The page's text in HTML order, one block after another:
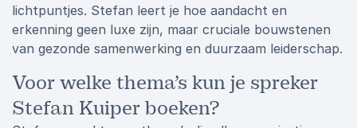
lichtpuntjes. Stefan leert je hoe aandacht en
erkenning geen luxe zijn, maar cruciale bouwstenen
van gezonde samenwerking en duurzaam leiderschap.
Voor welke thema’s kun je spreker
Stefan Kuiper boeken?